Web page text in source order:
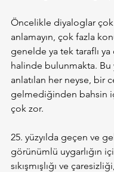
Öncelikle diyaloglar çok
anlamayın, çok fazla
genelde ya tek taraflı
halinde bulunmakta. Bu
anlatılan her neyse, bir
gelmediğinden bahsin
çok zor.
25. yüzyılda geçen ve
görünümlü uygarlığın
sıkışmışlığı ve